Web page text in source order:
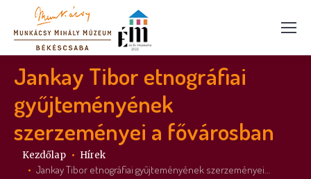
Jankay Tibor etnográfiai
gyűjteményének
szerzeményei a fővárosban
Itt vagy:
Kezdőlap Hírek
Jankay Tibor etnográfiai gyűjteményének szerzeményei…